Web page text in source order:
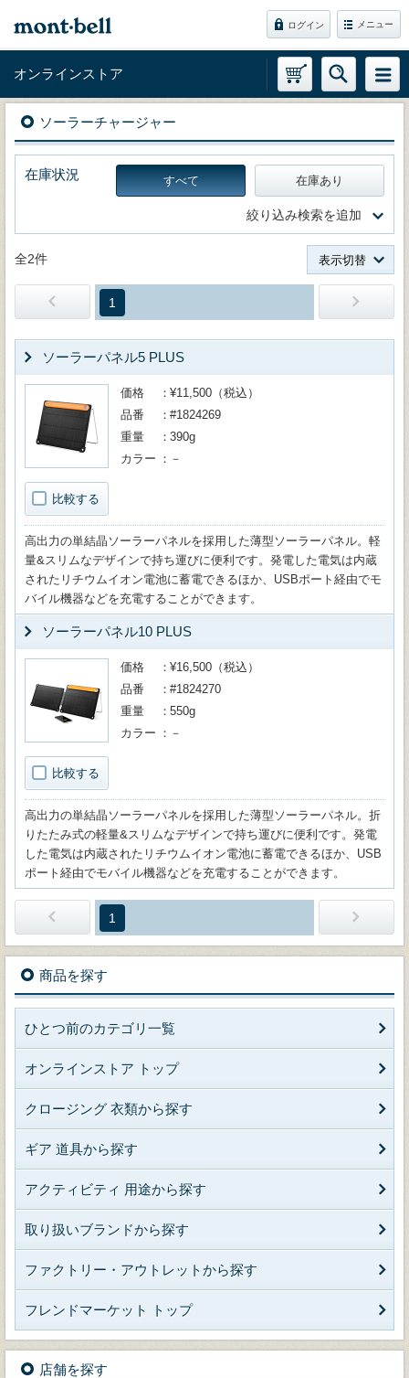
ログイン メニュー
オンラインストア
ソーラーチャージャー
在庫状況 すべて 在庫あり
絞り込み検索を追加
全2件 表示切替
1
ソーラーパネル5 PLUS
比較する
価格
¥11,500（税込）
品番
#1824269
重量
390g
カラー
－
高出力の単結晶ソーラーパネルを採用した薄型ソーラーパネル。軽
量&スリムなデザインで持ち運びに便利です。発電した電気は内蔵
されたリチウムイオン電池に蓄電できるほか、USBポート経由でモ
バイル機器などを充電することができます。
ソーラーパネル10 PLUS
比較する
価格
¥16,500（税込）
品番
#1824270
重量
550g
カラー
－
高出力の単結晶ソーラーパネルを採用した薄型ソーラーパネル。折
りたたみ式の軽量&スリムなデザインで持ち運びに便利です。発電
した電気は内蔵されたリチウムイオン電池に蓄電できるほか、USB
ポート経由でモバイル機器などを充電することができます。
1
商品を探す
ひとつ前のカテゴリ一覧
オンラインストア トップ
クロージング 衣類から探す
ギア 道具から探す
アクティビティ 用途から探す
取り扱いブランドから探す
ファクトリー・アウトレットから探す
フレンドマーケット トップ
店舗を探す